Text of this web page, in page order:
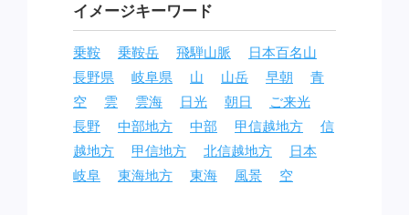
イメージキーワード
乗鞍 乗鞍岳 飛騨山脈
日本百名山
長野県
岐阜県 山 山岳 早朝
青
空
雲 雲海 日光 朝日
ご来光
長野
中部地方 中部 甲信越地方
信
越地方
甲信地方 北信越地方
日本
岐阜
東海地方 東海 風景 空